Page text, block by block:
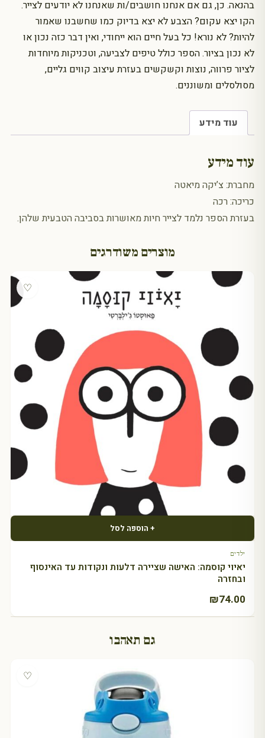
בהנאה. כן, גם אם אנחנו חושבים/ות שאנחנו לא יודעים לצייר.
הקו יצא עקום? הצבע לא יצא בדיוק כמו שחשבנו שאמור
להיות? לא נורא! כל בעל חיים הוא ייחודי, ואין דבר כזה נכון או
לא נכון בציור. הספר כולל טיפים לצביעה, וטכניקות מיוחדות
לציור פרווה, נוצות וקשקשים בעזרת עיצוב קווים גליים,
מסולסלים ומשוננים.
עוד מידע
עוד מידע
מחברת: צ’יקה מיאטה
כריכה: רכה
בעזרת הספר נלמד לצייר חיות מאושרות בסביבה הטבעית שלהן.
מוצרים משודרגים
♡
+ הוספה לסל
ילדים
יאיוי קוסמה: האישה שציירה דלעות ונקודות עד האינסוף
ובחזרה
₪74.00
גם תאהבו
♡